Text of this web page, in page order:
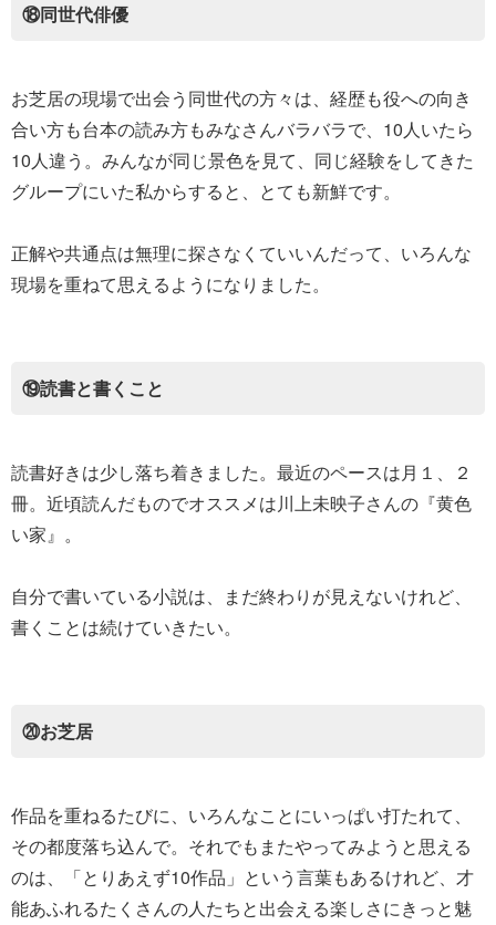
⑱同世代俳優
お芝居の現場で出会う同世代の方々は、経歴も役への向き
合い方も台本の読み方もみなさんバラバラで、10人いたら
10人違う。みんなが同じ景色を見て、同じ経験をしてきた
グループにいた私からすると、とても新鮮です。
正解や共通点は無理に探さなくていいんだって、いろんな
現場を重ねて思えるようになりました。
⑲読書と書くこと
読書好きは少し落ち着きました。最近のペースは月１、２
冊。近頃読んだものでオススメは川上未映子さんの『黄色
い家』。
自分で書いている小説は、まだ終わりが見えないけれど、
書くことは続けていきたい。
⑳お芝居
作品を重ねるたびに、いろんなことにいっぱい打たれて、
その都度落ち込んで。それでもまたやってみようと思える
のは、「とりあえず10作品」という言葉もあるけれど、才
能あふれるたくさんの人たちと出会える楽しさにきっと魅